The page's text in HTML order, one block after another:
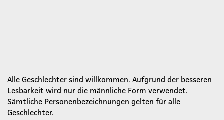
Alle Geschlechter sind willkommen. Aufgrund der besseren
Lesbarkeit wird nur die männliche Form verwendet.
Sämtliche Personenbezeichnungen gelten für alle
Geschlechter.